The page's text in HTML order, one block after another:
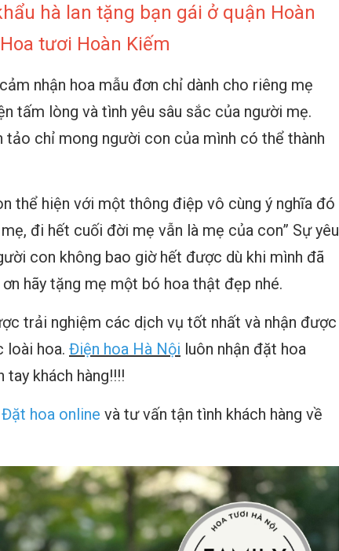
hà lan tặng bạn gái ở quận Hoàn
tươi Hoàn Kiếm
nhận hoa mẫu đơn chỉ dành cho riêng mẹ
tấm lòng và tình yêu sâu sắc của người mẹ.
tảo chỉ mong người con của mình có thể thành
thể hiện với một thông điệp vô cùng ý nghĩa đó
đi hết cuối đời mẹ vẫn là mẹ của con” Sự yêu
con không bao giờ hết được dù khi mình đã
hãy tặng mẹ một bó hoa thật đẹp nhé.
trải nghiệm các dịch vụ tốt nhất và nhận được
loài hoa. Điện hoa Hà Nội luôn nhận đặt hoa
khách hàng!!!!
Đặt hoa online và tư vấn tận tình khách hàng về